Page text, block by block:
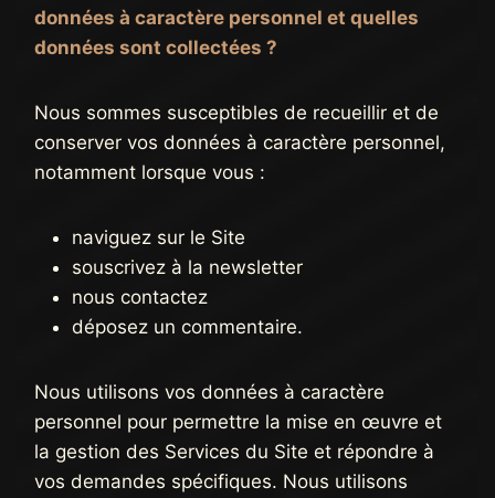
données à caractère personnel et quelles
données sont collectées ?
Nous sommes susceptibles de recueillir et de
conserver vos données à caractère personnel,
notamment lorsque vous :
naviguez sur le Site
souscrivez à la newsletter
nous contactez
déposez un commentaire.
Nous utilisons vos données à caractère
personnel pour permettre la mise en œuvre et
la gestion des Services du Site et répondre à
vos demandes spécifiques. Nous utilisons